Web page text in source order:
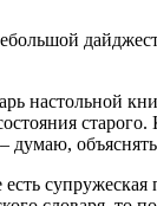
настольной
старого.
думаю, объяснять
супружеская